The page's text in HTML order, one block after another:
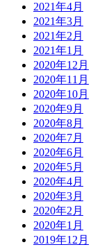
2021年4月
2021年3月
2021年2月
2021年1月
2020年12月
2020年11月
2020年10月
2020年9月
2020年8月
2020年7月
2020年6月
2020年5月
2020年4月
2020年3月
2020年2月
2020年1月
2019年12月